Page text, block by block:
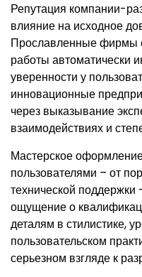
Репутация компании-
влияние на исходное
Прославленные фирмы
работы автоматически
уверенности у
инновационные
через выказывание
взаимодействиях и
Мастерское
пользователями – от
технической поддержки
ощущение о
деталям в стилистике,
пользовательском
серьезном взгляде к